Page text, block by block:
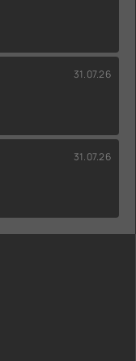
31.07.26
31.07.26